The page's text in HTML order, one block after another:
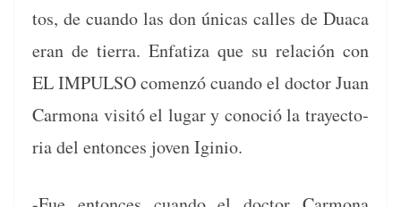
tos, de cuan­do las don úni­cas calles de Dua­ca
eran de tier­ra. Enfa­ti­za que su relación con
EL IMPULSO comen­zó cuan­do el doc­tor Juan
Car­mona vis­itó el lugar y cono­ció la trayec­to­
ria del entonces joven Iginio.